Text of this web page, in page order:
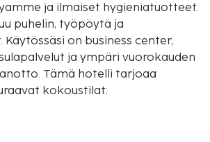
ja ilmaiset hygieniatuotteet.
puhelin, työpöytä ja
ja ympäri vuorokauden
Tämä hotelli tarjoaa
kokoustilat: